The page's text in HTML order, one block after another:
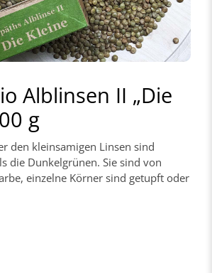
Alblinsen II „Die
g
den kleinsamigen Linsen sind
die Dunkelgrünen. Sie sind von
einzelne Körner sind getupft oder